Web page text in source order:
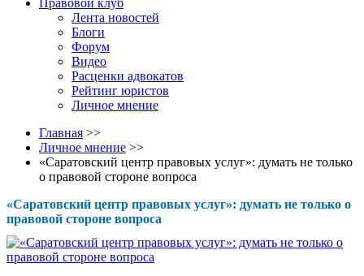
Правовой клуб
Лента новостей
Блоги
Форум
Видео
Расценки адвокатов
Рейтинг юристов
Личное мнение
Главная >>
Личное мнение >>
«Саратовский центр правовых услуг»: думать не только
о правовой стороне вопроса
«Саратовский центр правовых услуг»: думать не только о
правовой стороне вопроса